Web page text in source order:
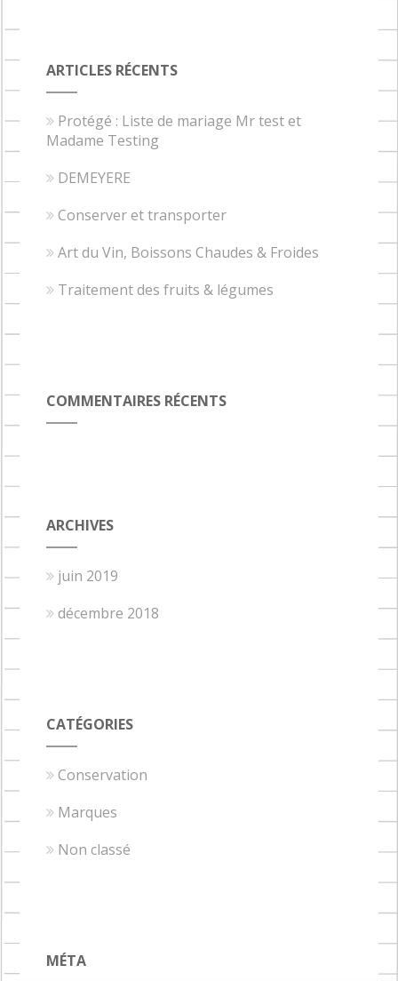
ARTICLES RÉCENTS
Protégé : Liste de mariage Mr test et
Madame Testing
DEMEYERE
Conserver et transporter
Art du Vin, Boissons Chaudes & Froides
Traitement des fruits & légumes
COMMENTAIRES RÉCENTS
ARCHIVES
juin 2019
décembre 2018
CATÉGORIES
Conservation
Marques
Non classé
MÉTA